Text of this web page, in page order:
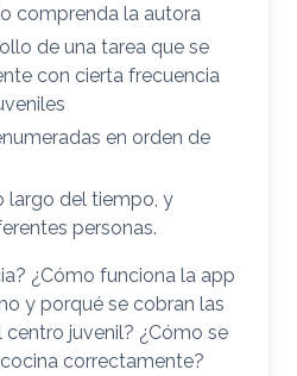
comprenda la autora
de una tarea que se
con cierta frecuencia
en orden de
largo del tiempo, y
personas.
¿Cómo funciona la app
y porqué se cobran las
juvenil? ¿Cómo se
correctamente?